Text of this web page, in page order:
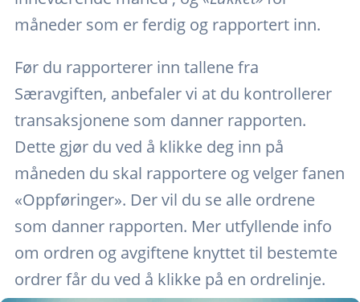
måneder som er ferdig og rapportert inn.
Før du rapporterer inn tallene fra
Særavgiften, anbefaler vi at du kontrollerer
transaksjonene som danner rapporten.
Dette gjør du ved å klikke deg inn på
måneden du skal rapportere og velger fanen
«Oppføringer». Der vil du se alle ordrene
som danner rapporten. Mer utfyllende info
om ordren og avgiftene knyttet til bestemte
ordrer får du ved å klikke på en ordrelinje.